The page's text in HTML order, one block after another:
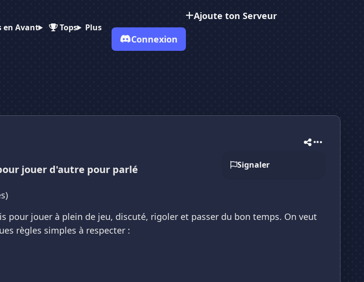
en Avant Tops Plus
Ajoute ton Serveur
Connexion
Signaler
jouer d'autre pour parlé
pour jouer à plein de jeu, discuté, rigoler et passer du bon temps. On veut
règles simples à respecter :